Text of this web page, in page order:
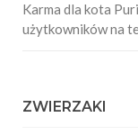
Karma dla kota
użytkowników na
ZWIERZAKI